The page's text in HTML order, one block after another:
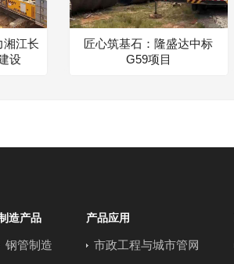
江长
设
匠心筑基石：隆盛达中标
G59项目
造产品
钢管制造
产品应用
市政工程与城市管网